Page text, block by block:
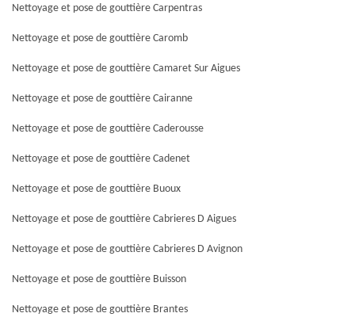
Nettoyage et pose de gouttière Carpentras
Nettoyage et pose de gouttière Caromb
Nettoyage et pose de gouttière Camaret Sur Aigues
Nettoyage et pose de gouttière Cairanne
Nettoyage et pose de gouttière Caderousse
Nettoyage et pose de gouttière Cadenet
Nettoyage et pose de gouttière Buoux
Nettoyage et pose de gouttière Cabrieres D Aigues
Nettoyage et pose de gouttière Cabrieres D Avignon
Nettoyage et pose de gouttière Buisson
Nettoyage et pose de gouttière Brantes